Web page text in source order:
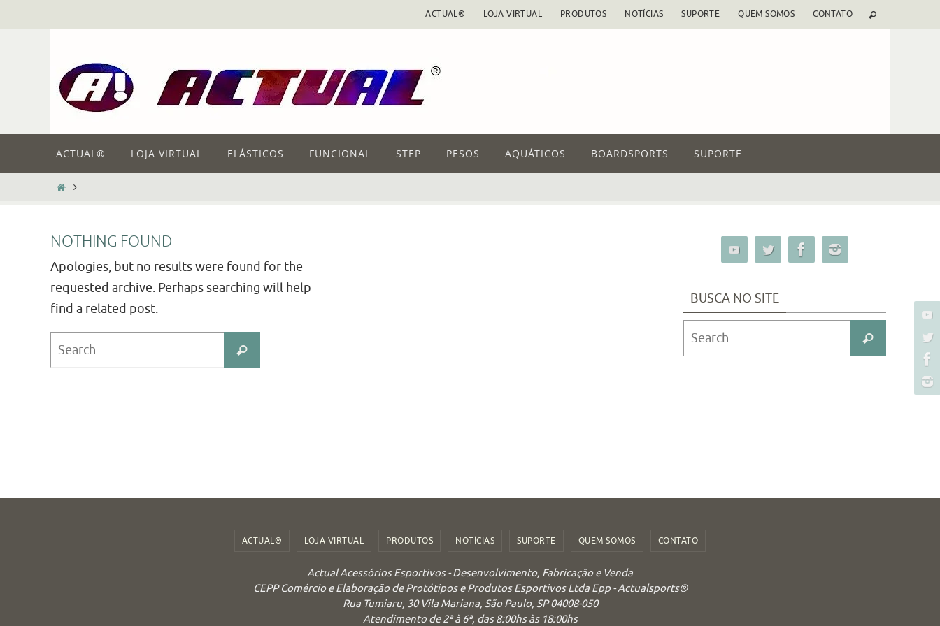
to
ACTUAL® LOJA VIRTUAL PRODUTOS NOTÍCIAS SUPORTE QUEM SOMOS CONTATO
content
ACTUAL® LOJA VIRTUAL ELÁSTICOS FUNCIONAL STEP PESOS AQUÁTICOS BOARDSPORTS SUPORTE
HOME
NOTHING FOUND
Apologies, but no results were found for the
requested archive. Perhaps searching will help
find a related post.
Search
BUSCA NO SITE
Search
Search
ACTUAL® LOJA VIRTUAL PRODUTOS NOTÍCIAS SUPORTE QUEM SOMOS CONTATO
Actual Acessórios Esportivos - Desenvolvimento, Fabricação e Venda
CEPP Comércio e Elaboração de Protótipos e Produtos Esportivos Ltda Epp - Actualsports®
Rua Tumiaru, 30 Vila Mariana, São Paulo, SP 04008-050
Atendimento de 2ª à 6ª, das 8:00hs às 18:00hs